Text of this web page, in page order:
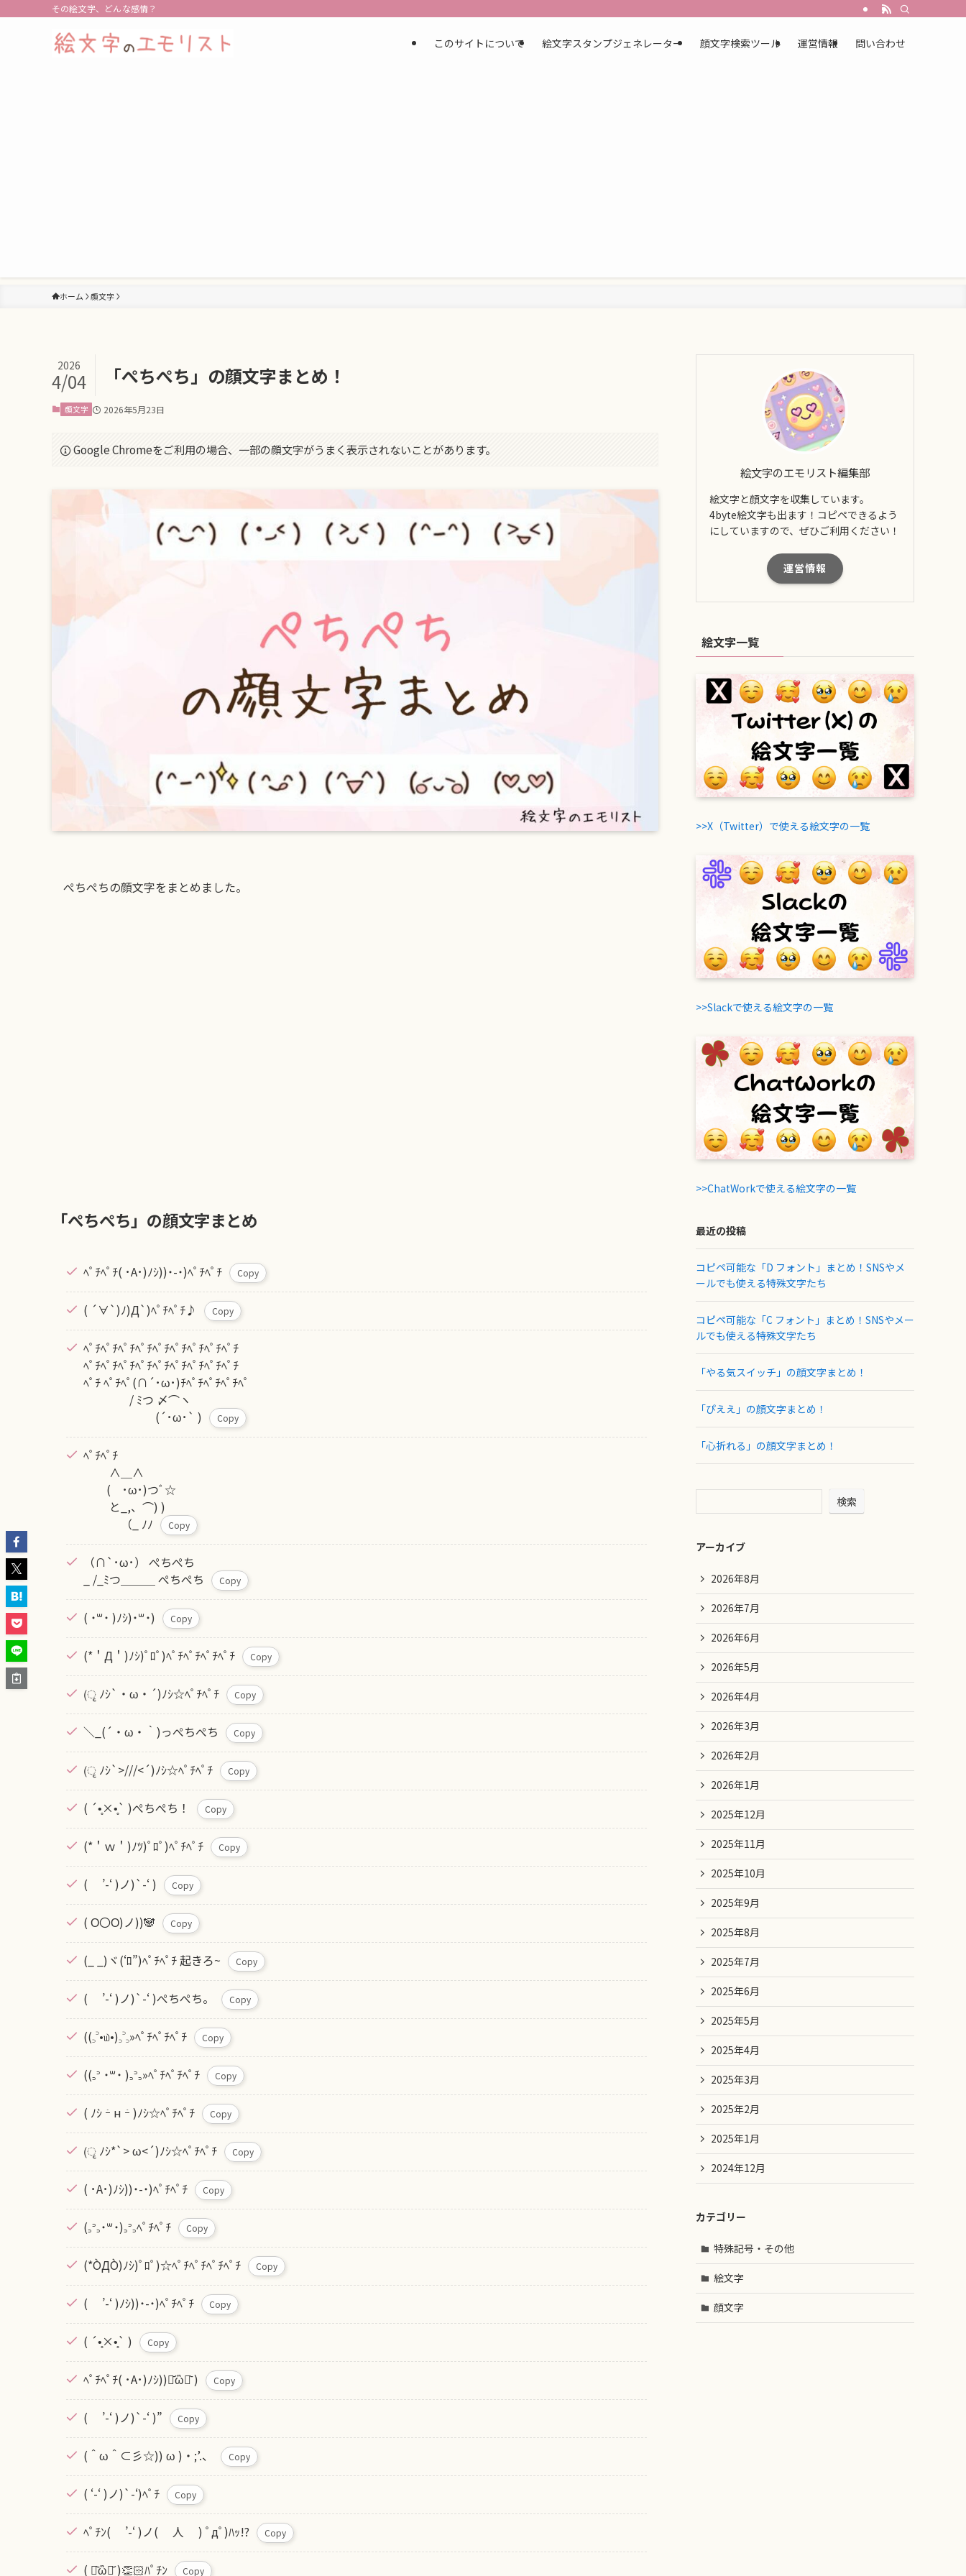
その絵文字、どんな感情？
このサイトについて 絵文字スタンプジェネレーター 顔文字検索ツール 運営情報 問い合わせ
ホーム 顔文字
「ぺちぺち」の顔文字まとめ！
2026
4/04
顔文字 2026年5月23日
Google Chromeをご利用の場合、一部の顔文字がうまく表示されないことがあります。
ぺちぺちの顔文字をまとめました。
「ぺちぺち」の顔文字まとめ
ﾍﾟﾁﾍﾟﾁ( ･A･)ﾉｼ))˙-˙)ﾍﾟﾁﾍﾟﾁ Copy
( ´∀`)ﾉ)Д`)ﾍﾟﾁﾍﾟﾁ♪ Copy
ﾍﾟﾁﾍﾟﾁﾍﾟﾁﾍﾟﾁﾍﾟﾁﾍﾟﾁﾍﾟﾁﾍﾟﾁﾍﾟﾁ
ﾍﾟﾁﾍﾟﾁﾍﾟﾁﾍﾟﾁﾍﾟﾁﾍﾟﾁﾍﾟﾁﾍﾟﾁﾍﾟﾁ
ﾍﾟﾁ ﾍﾟﾁﾍﾟ(∩´･ω･)ﾁﾍﾟﾁﾍﾟﾁﾍﾟﾁﾍﾟ
/ ﾐつ 〆⌒ヽ
(´･ω･` )
Copy
ﾍﾟﾁﾍﾟﾁ
∧＿∧
( ･ω･)つﾞ☆
と_,、⌒) )
（_ ﾉﾉ
Copy
（∩`･ω･） ぺちぺち
_ /_ﾐつ＿＿＿ ぺちぺち
Copy
( ˙꒳​˙ )ﾉｼ)˙꒳​˙) Copy
(*＇Д＇)ﾉｼ)ﾟﾛﾟ)ﾍﾟﾁﾍﾟﾁﾍﾟﾁﾍﾟﾁ Copy
(ृ ﾉｼ`・ω・´)ﾉｼ☆ﾍﾟﾁﾍﾟﾁ Copy
＼_(´・ω・｀)っぺちぺち Copy
(ृ ﾉｼ`>///<´)ﾉｼ☆ﾍﾟﾁﾍﾟﾁ Copy
( ´•̥×•̥` )ぺちぺち！ Copy
(*＇ｗ＇)ﾉﾂ)ﾟﾛﾟ)ﾍﾟﾁﾍﾟﾁ Copy
( ’-‘ )ノ)`-‘ ) Copy
( Ο〇Ο)ノ))🐼 Copy
(_ _)ヾ(‘ﾛ”)ﾍﾟﾁﾍﾟﾁ 起きろ~ Copy
( ’-‘ )ノ)`-‘ )ぺちぺち。 Copy
((꜆꜄•௰•)꜆꜄꜆»ﾍﾟﾁﾍﾟﾁﾍﾟﾁ Copy
((꜆꜄ ˙꒳​˙ )꜆꜄꜆»ﾍﾟﾁﾍﾟﾁﾍﾟﾁ Copy
( ﾉｼ ｰ̀ н ｰ́ )ﾉｼ☆ﾍﾟﾁﾍﾟﾁ Copy
(ृ ﾉｼ*`> ω<´)ﾉｼ☆ﾍﾟﾁﾍﾟﾁ Copy
( ･A･)ﾉｼ))˙-˙)ﾍﾟﾁﾍﾟﾁ Copy
(꜆꜄꜆˙꒳˙)꜆꜄꜆ﾍﾟﾁﾍﾟﾁ Copy
(*ÒДÒ)ﾉｼ)ﾟﾛﾟ)☆ﾍﾟﾁﾍﾟﾁﾍﾟﾁﾍﾟﾁ Copy
( ’-‘ )ﾉｼ))˙-˙)ﾍﾟﾁﾍﾟﾁ Copy
( ´•̥×•̥` ) Copy
ﾍﾟﾁﾍﾟﾁ( ･A･)ﾉｼ))･᷄ὢ･᷅ ) Copy
( ’-‘ )ノ)`-‘ )” Copy
(＾ω＾⊂彡☆)) ω )・;’.、 Copy
( ‘-‘ )ノ)`-‘)ﾍﾟﾁ Copy
ﾍﾟﾁﾝ( ’-‘ )ノ( 人 ) ﾟдﾟ)ﾊｯ!? Copy
( ･᷅ὢ･᷄ )👏🏻ﾊﾟﾁﾝ Copy
絵文字のエモリスト編集部
絵文字と顔文字を収集しています。
4byte絵文字も出ます！コピペできるよう
にしていますので、ぜひご利用ください！
運営情報
絵文字一覧
>>X（Twitter）で使える絵文字の一覧
>>Slackで使える絵文字の一覧
>>ChatWorkで使える絵文字の一覧
最近の投稿
コピペ可能な「D フォント」まとめ！SNSやメ
ールでも使える特殊文字たち
コピペ可能な「C フォント」まとめ！SNSやメー
ルでも使える特殊文字たち
「やる気スイッチ」の顔文字まとめ！
「ぴええ」の顔文字まとめ！
「心折れる」の顔文字まとめ！
検索
アーカイブ
2026年8月
2026年7月
2026年6月
2026年5月
2026年4月
2026年3月
2026年2月
2026年1月
2025年12月
2025年11月
2025年10月
2025年9月
2025年8月
2025年7月
2025年6月
2025年5月
2025年4月
2025年3月
2025年2月
2025年1月
2024年12月
カテゴリー
特殊記号・その他
絵文字
顔文字